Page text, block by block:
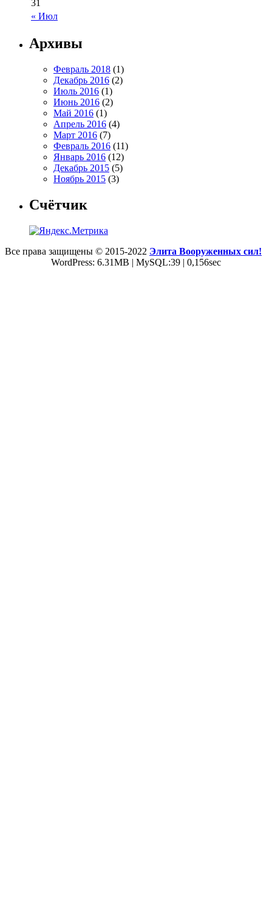
« Июл
31
Архивы
Февраль 2018 (1)
Декабрь 2016 (2)
Июль 2016 (1)
Июнь 2016 (2)
Май 2016 (1)
Апрель 2016 (4)
Март 2016 (7)
Февраль 2016 (11)
Январь 2016 (12)
Декабрь 2015 (5)
Ноябрь 2015 (3)
Счётчик
Все права защищены © 2015-2022 Элита Вооруженных сил!
WordPress: 6.31MB | MySQL:39 | 0,156sec